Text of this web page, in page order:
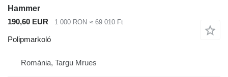
Hammer
190,60 EUR
1 000 RON ≈ 69 010 Ft
Polipmarkoló
Románia, Targu Mrues